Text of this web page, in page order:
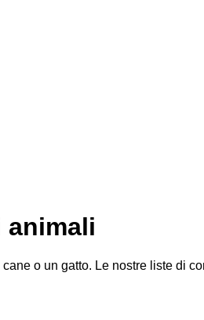
animali
o un gatto. Le nostre liste